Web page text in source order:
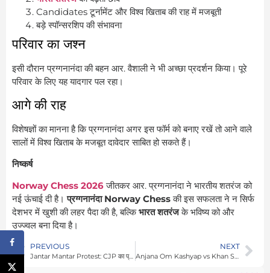
Candidates टूर्नामेंट और विश्व खिताब की राह में मजबूती
बड़े स्पॉन्सरशिप की संभावना
परिवार का जश्न
इसी दौरान प्रग्गनानंदा की बहन आर. वैशाली ने भी अच्छा प्रदर्शन किया। पूरे
परिवार के लिए यह यादगार पल रहा।
आगे की राह
विशेषज्ञों का मानना है कि प्रग्गनानंदा अगर इस फॉर्म को बनाए रखें तो आने वाले
सालों में विश्व खिताब के मजबूत दावेदार साबित हो सकते हैं।
निष्कर्ष
Norway Chess 2026जीतकर आर. प्रग्गनानंदा ने भारतीय शतरंज को
नई ऊंचाई दी है।प्रग्गनानंदा Norway Chessकी इस सफलता ने न सिर्फ
देशभर में खुशी की लहर पैदा की है, बल्किभारत शतरंजके भविष्य को और
उज्ज्वल बना दिया है।
PREVIOUS
Jantar Mantar Protest: CJP का प्रदर्शन, शिक्षा मंत्री के इस्तीफे की मांग, BJP ने लगाए सवाल
NEXT
Anjana Om Kashyap vs Khan Sir: ₹2 करोड़ के Defamation Notice से बढ़ा विवाद, जानिए पूरा मामला